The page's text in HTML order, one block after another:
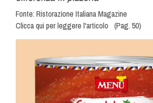
Fonte: Ristorazione Italiana Magazine
Clicca qui per leggere l'articolo (Pag. 50)